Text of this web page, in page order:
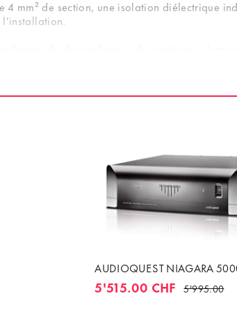
4 mm² de section, une isolation diélectrique
l'installation.
AUDIOQUEST NIAGARA
5'515.00 CHF 5'995.00